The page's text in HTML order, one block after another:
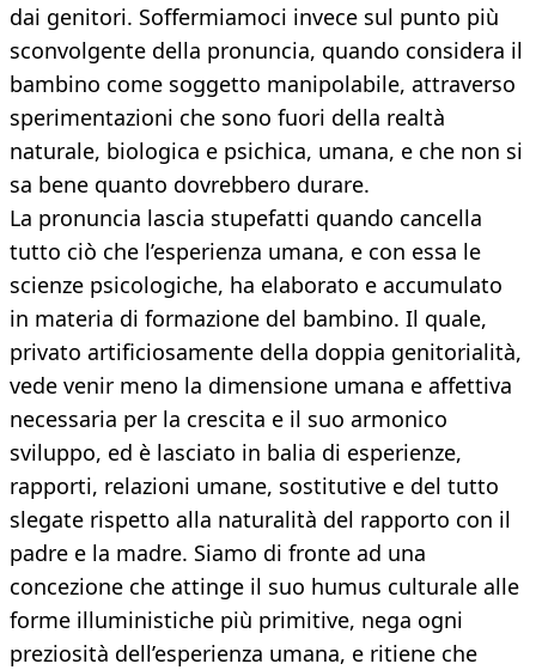
dai genitori. Soffermiamoci invece sul punto più
sconvolgente della pronuncia, quando considera il
bambino come soggetto manipolabile, attraverso
sperimentazioni che sono fuori della realtà
naturale, biologica e psichica, umana, e che non si
sa bene quanto dovrebbero durare.
La pronuncia lascia stupefatti quando cancella
tutto ciò che l’esperienza umana, e con essa le
scienze psicologiche, ha elaborato e accumulato
in materia di formazione del bambino. Il quale,
privato artificiosamente della doppia genitorialità,
vede venir meno la dimensione umana e affettiva
necessaria per la crescita e il suo armonico
sviluppo, ed è lasciato in balia di esperienze,
rapporti, relazioni umane, sostitutive e del tutto
slegate rispetto alla naturalità del rapporto con il
padre e la madre. Siamo di fronte ad una
concezione che attinge il suo humus culturale alle
forme illuministiche più primitive, nega ogni
preziosità dell’esperienza umana, e ritiene che